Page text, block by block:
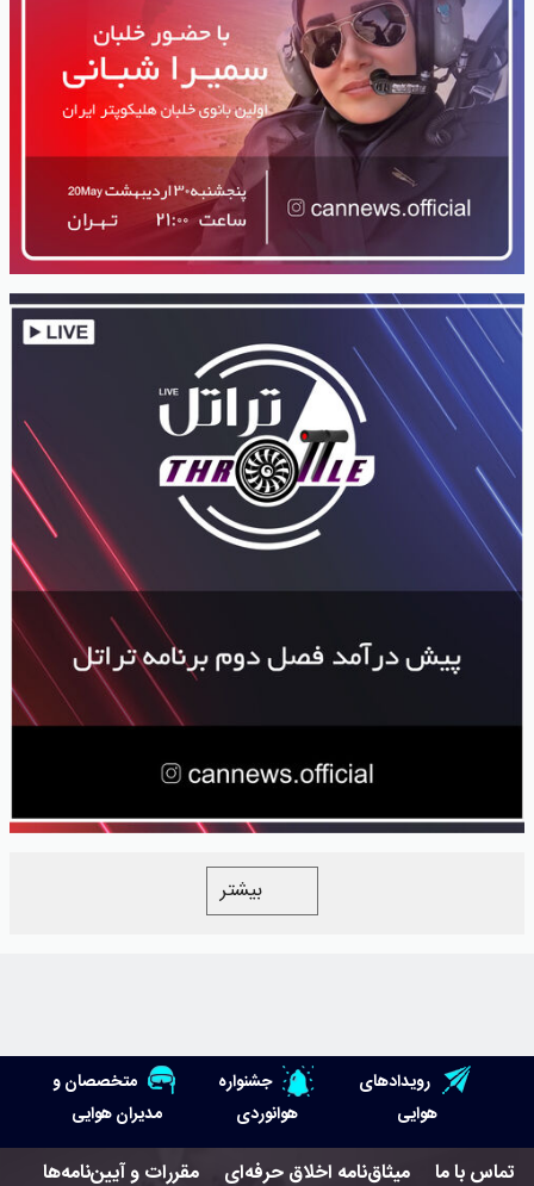
بیشتر
رویدادهای
هوایی
جشنواره
هوانوردی
متخصصان و
مدیران هوایی
تماس با ما میثاق‌نامه اخلاق حرفه‌ای مقررات و آیین‌نامه‌ها